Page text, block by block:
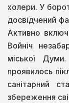
холери. У
досвідчений
Активно
Войніч
міської
проявилось
санітарний
збереження